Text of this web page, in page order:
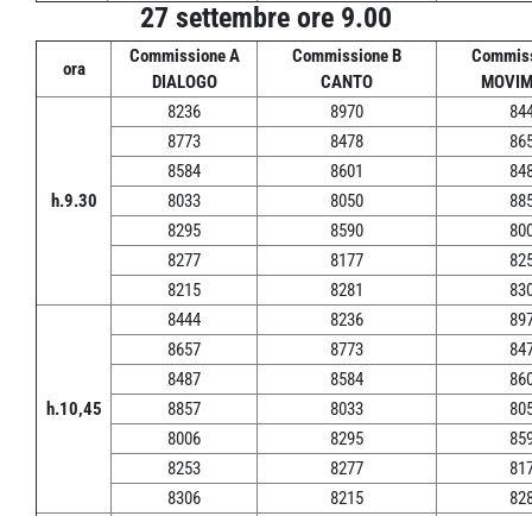
27 settembre ore 9.00
ora
Commissione A
DIALOGO
Commissione B
CANTO
h.9.30
8236 8970
8773
8478
8584
8601
8033
8050
8295
8590
8277
8177
8215
8281
h.10,45
8444 8236
8657
8773
8487
8584
8857
8033
8006
8295
8253
8277
8306
8215